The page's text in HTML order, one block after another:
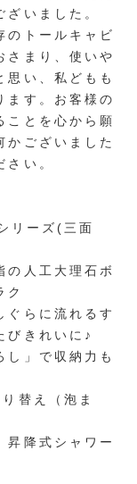
ざいました。
のトールキャビ
さまり、使いや
思い、私どもも
ます。お客様の
ことを心から願
かございました
さい。
リーズ(三面
の人工大理石ボ
ク
ぐらに流れるす
びきれいに♪
し」で収納力も
替え（泡ま
昇降式シャワー